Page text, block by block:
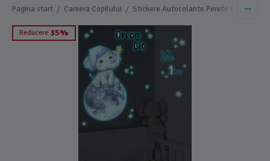
Pagina start / Camera Copilului / Stickere Autocolante Perete Copii
Reducere 35%